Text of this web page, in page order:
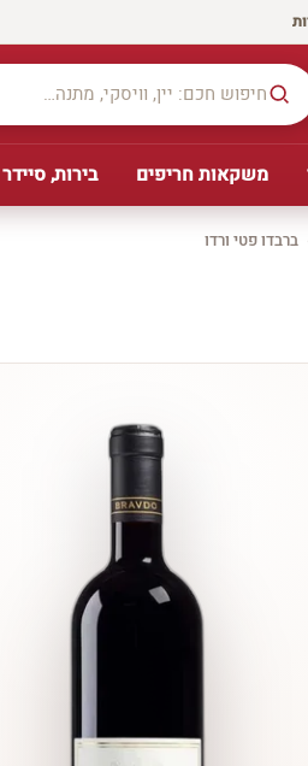
משקאות חריפים בירות,
ברבדו פטי ורדו